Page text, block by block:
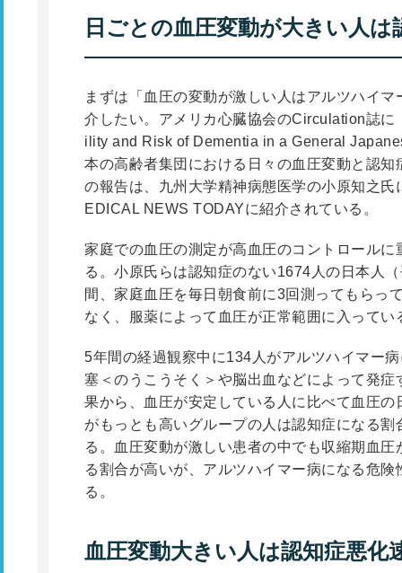
日ごとの血圧変動が大きい人は
まずは「血圧の変動が激しい人はアルツハイ
介したい。アメリカ心臓協会のCirculation誌
ility and Risk of Dementia in a General
本の高齢者集団における日々の血圧変動と認
の報告は、九州大学精神病態医学の小原知之
EDICAL NEWS TODAYに紹介されている。
家庭での血圧の測定が高血圧のコントロール
る。小原氏らは認知症のない1674人の日本人
間、家庭血圧を毎日朝食前に3回測ってもらっ
なく、服薬によって血圧が正常範囲に入ってい
5年間の経過観察中に134人がアルツハイマー
塞＜のうこうそく＞や脳出血などによって発
果から、血圧が安定している人に比べて血圧
がもっとも高いグループの人は認知症になる
る。血圧変動が激しい患者の中でも収縮期血
る割合が高いが、アルツハイマー病になる危
る。
血圧変動大きい人は認知症悪化